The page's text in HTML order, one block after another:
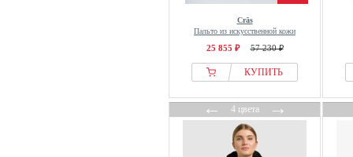
Crās
Пальто из искусственной кожи
25 855 ₽ 57 230 ₽
КУПИТЬ
←4 цвета→